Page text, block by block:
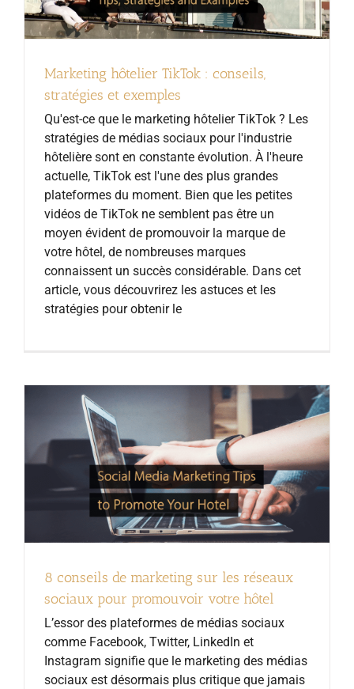
Marketing hôtelier TikTok : conseils,
stratégies et exemples
Qu'est-ce que le marketing hôtelier TikTok ? Les
stratégies de médias sociaux pour l'industrie
hôtelière sont en constante évolution. À l'heure
actuelle, TikTok est l'une des plus grandes
plateformes du moment. Bien que les petites
vidéos de TikTok ne semblent pas être un
moyen évident de promouvoir la marque de
votre hôtel, de nombreuses marques
connaissent un succès considérable. Dans cet
article, vous découvrirez les astuces et les
stratégies pour obtenir le
8 conseils de marketing sur les réseaux
sociaux pour promouvoir votre hôtel
L’essor des plateformes de médias sociaux
comme Facebook, Twitter, LinkedIn et
Instagram signifie que le marketing des médias
sociaux est désormais plus critique que jamais